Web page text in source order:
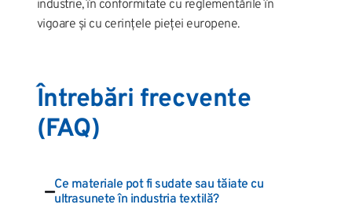
industrie, în conformitate cu reglementările în
vigoare și cu cerințele pieței europene.
Întrebări frecvente
(FAQ)
Ce materiale pot fi sudate sau tăiate cu
ultrasunete în industria textilă?